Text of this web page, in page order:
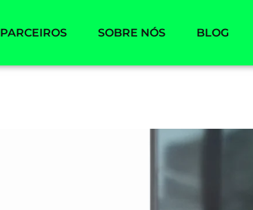
PARCEIROS SOBRE NÓS BLOG